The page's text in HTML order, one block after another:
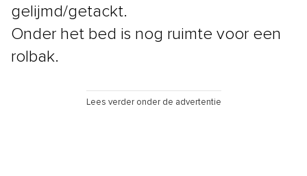
gelijmd/getackt.
Onder het bed is nog ruimte voor een
rolbak.
Lees verder onder de advertentie